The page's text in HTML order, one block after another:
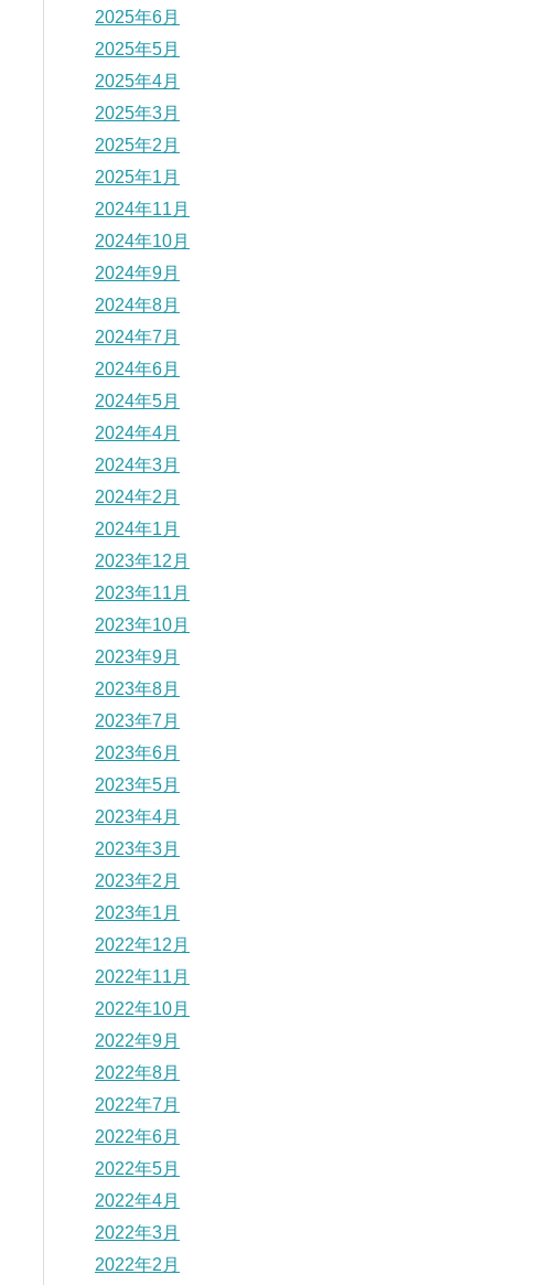
2025年6月
2025年5月
2025年4月
2025年3月
2025年2月
2025年1月
2024年11月
2024年10月
2024年9月
2024年8月
2024年7月
2024年6月
2024年5月
2024年4月
2024年3月
2024年2月
2024年1月
2023年12月
2023年11月
2023年10月
2023年9月
2023年8月
2023年7月
2023年6月
2023年5月
2023年4月
2023年3月
2023年2月
2023年1月
2022年12月
2022年11月
2022年10月
2022年9月
2022年8月
2022年7月
2022年6月
2022年5月
2022年4月
2022年3月
2022年2月